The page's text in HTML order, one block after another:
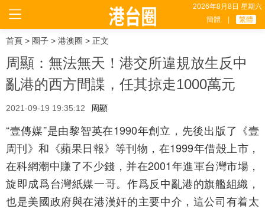
2026年8月8日 星期六
簡體
繁體
首頁 > 圈子 > 港澳圈 > 正文
周顯：無法無天！港交所違規放生反中
亂港的西方間諜，任其掠走1000萬元
2021-09-19 19:35:12 周顯
“壹傳媒”是由黎智英在1990年創立，先後出版了《壹
周刊》和《蘋果日報》等刊物，在1999年借殼上市，
在科網潮中賺了不少錢，并在2001年進軍台灣市場，
旋即成爲台灣紙媒一哥。作爲反中亂港的旗艦組織，
也是美國政府與在港漢奸的主要中介，這公司有着太